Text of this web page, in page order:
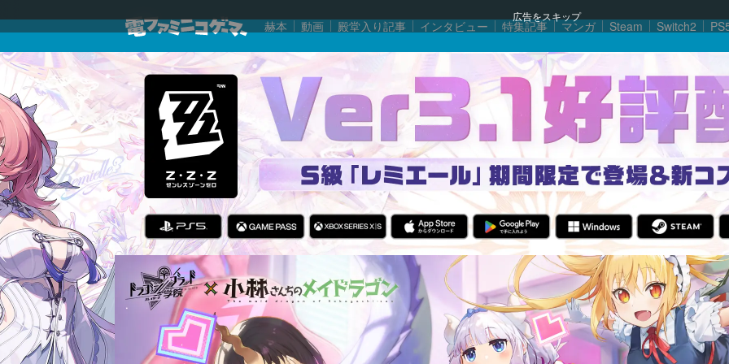
広告をスキップ
赫本 動画 殿堂入り記事 インタビュー 特集記事 マンガ Steam Switch2